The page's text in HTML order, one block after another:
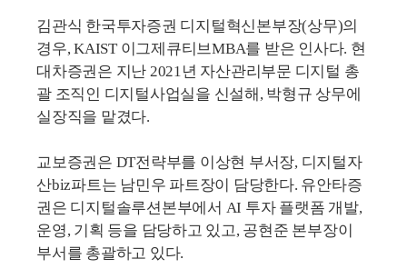
김관식 한국투자증권 디지털혁신본부장(상무)의
경우, KAIST 이그제큐티브MBA를 받은 인사다. 현
대차증권은 지난 2021년 자산관리부문 디지털 총
괄 조직인 디지털사업실을 신설해, 박형규 상무에
실장직을 맡겼다.
교보증권은 DT전략부를 이상현 부서장, 디지털자
산biz파트는 남민우 파트장이 담당한다. 유안타증
권은 디지털솔루션본부에서 AI 투자 플랫폼 개발,
운영, 기획 등을 담당하고 있고, 공현준 본부장이
부서를 총괄하고 있다.